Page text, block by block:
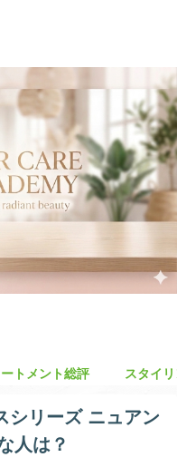
ートメント総評 スタイ
シリーズ ニュアン
人は？